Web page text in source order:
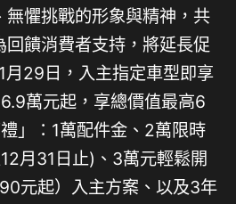
無懼挑戰的形象與精神，共
回饋消費者支持，將延長促
月29日，入主指定車型即享
萬元起，享總價值最高6
」：1萬配件金、2萬限時
月31日止)、3萬元輕鬆開
元起）入主方案、以及3年